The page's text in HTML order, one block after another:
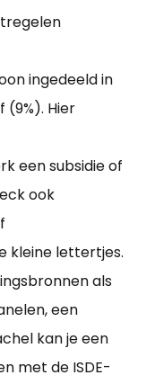
ingedeeld in
Hier
een subsidie of
ook
kleine lettertjes.
als
een
kan je een
met de ISDE-